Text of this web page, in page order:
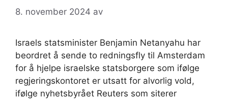
8. november 2024 av
Israels statsminister Benjamin Netanyahu har
beordret å sende to redningsfly til Amsterdam
for å hjelpe israelske statsborgere som ifølge
regjeringskontoret er utsatt for alvorlig vold,
ifølge nyhetsbyrået Reuters som siterer